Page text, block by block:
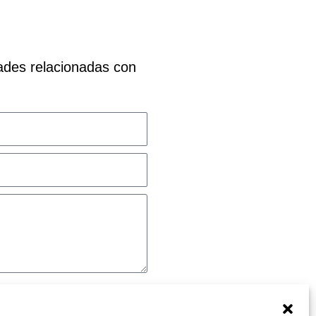
relacionadas con
incluido por correo